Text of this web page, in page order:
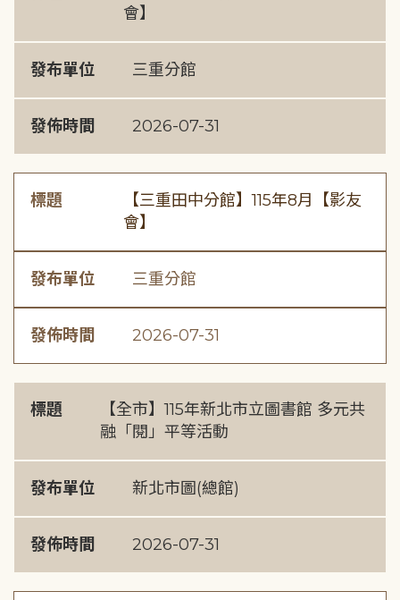
會】
發布單位 三重分館
發佈時間 2026-07-31
標題
【三重田中分館】115年8月【影友
會】
發布單位 三重分館
發佈時間 2026-07-31
標題
【全市】115年新北市立圖書館 多元共
融「閱」平等活動
發布單位 新北市圖(總館)
發佈時間 2026-07-31